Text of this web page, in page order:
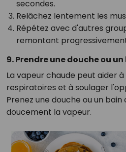
secondes.
Relâchez lentement les
Répétez avec d'autres
remontant
9. Prendre une douche ou
La vapeur chaude peut aider
respiratoires et à soulager
Prenez une douche ou un
doucement la vapeur.